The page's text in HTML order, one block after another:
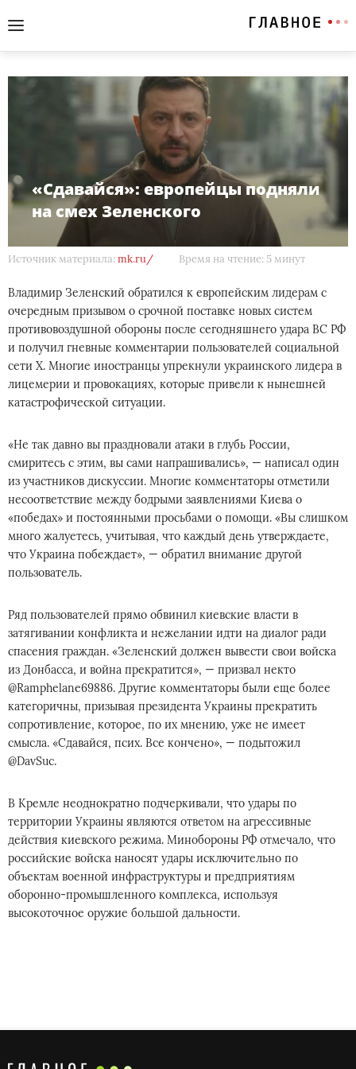
«Сдавайся»: европейцы подняли
на смех Зеленского
Источник материала: mk.ru/ Время на чтение: 5 минут
Владимир Зеленский обратился к европейским лидерам с
очередным призывом о срочной поставке новых систем
противовоздушной обороны после сегодняшнего удара ВС РФ
и получил гневные комментарии пользователей социальной
сети X. Многие иностранцы упрекнули украинского лидера в
лицемерии и провокациях, которые привели к нынешней
катастрофической ситуации.
«Не так давно вы праздновали атаки в глубь России,
смиритесь с этим, вы сами напрашивались», — написал один
из участников дискуссии. Многие комментаторы отметили
несоответствие между бодрыми заявлениями Киева о
«победах» и постоянными просьбами о помощи. «Вы слишком
много жалуетесь, учитывая, что каждый день утверждаете,
что Украина побеждает», — обратил внимание другой
пользователь.
Ряд пользователей прямо обвинил киевские власти в
затягивании конфликта и нежелании идти на диалог ради
спасения граждан. «Зеленский должен вывести свои войска
из Донбасса, и война прекратится», — призвал некто
@Ramphelane69886. Другие комментаторы были еще более
категоричны, призывая президента Украины прекратить
сопротивление, которое, по их мнению, уже не имеет
смысла. «Сдавайся, псих. Все кончено», — подытожил
@DavSuc.
В Кремле неоднократно подчеркивали, что удары по
территории Украины являются ответом на агрессивные
действия киевского режима. Минобороны РФ отмечало, что
российские войска наносят удары исключительно по
объектам военной инфраструктуры и предприятиям
оборонно-промышленного комплекса, используя
высокоточное оружие большой дальности.